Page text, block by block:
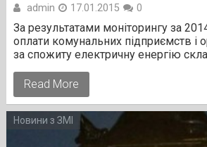
admin 17.01.2015 0
За результатами моніторингу за
оплати комунальних підприємств і
за спожиту електричну енергію
Read More
Новини з ЗМІ